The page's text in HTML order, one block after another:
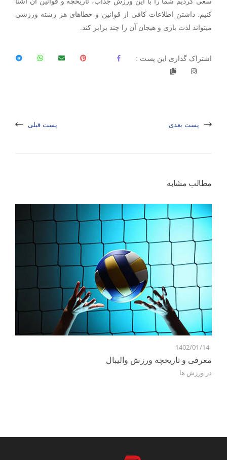
کنیم. داشتن اطلاعات کافی از قوانین و خطاهای هر رشته ورزشی
میتواند لذت بازی و هیجان آن را چند برابر کند.
اشتراک گذاری این پست :
پست قبلی پست بعدی
مطالب مشابه
1402/01/14
معرفی و تاریخچه ورزش والیبال
در ورزش ‌ها